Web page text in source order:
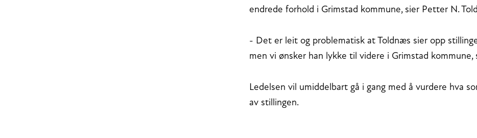
endrede forhold i Grimstad kommune, sier Petter N.
- Det er leit og problematisk at Toldnæs sier opp
men vi ønsker han lykke til videre i Grimstad kommune,
Ledelsen vil umiddelbart gå i gang med å vurdere hva
av stillingen.